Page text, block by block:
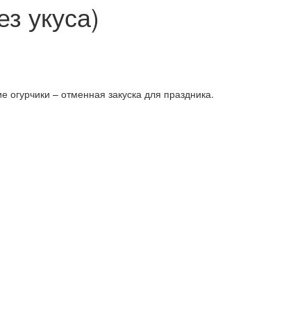
укуса)
– отменная закуска для праздника.